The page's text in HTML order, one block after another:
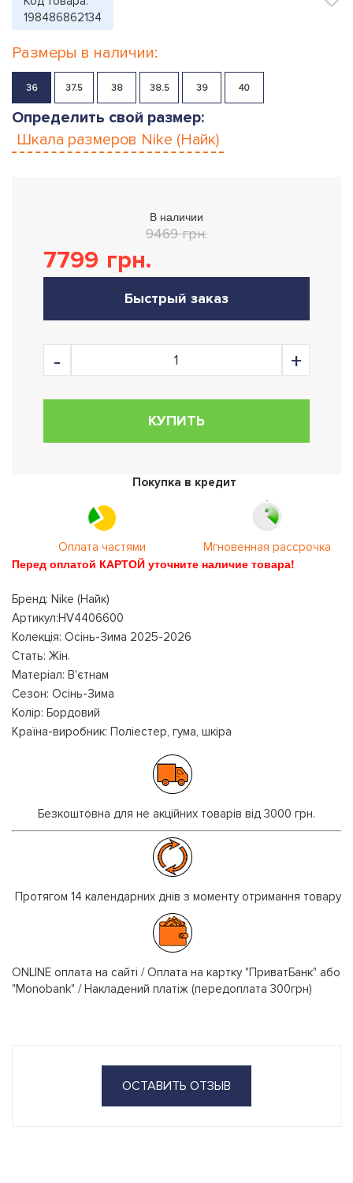
198486862134
Размеры в наличии:
36 37.5 38 38.5 39 40
Определить свой размер:
Шкала размеров Nike (Найк)
В наличии
9469 грн.
7799 грн.
Быстрый заказ
КУПИТЬ
Покупка в кредит
Оплата частями Мгновенная рассрочка
Перед оплатой КАРТОЙ уточните наличие товара!
Бренд: Nike (Найк)
Артикул:HV4406600
Колекція: Осінь-Зима 2025-2026
Стать: Жін.
Матеріал: В'єтнам
Сезон: Осінь-Зима
Колір: Бордовий
Країна-виробник: Поліестер, гума, шкіра
Безкоштовна для не акційних товарів від 3000 грн.
Протягом 14 календарних днів з моменту отримання товару
ONLINE оплата на сайті / Оплата на картку "ПриватБанк" або
"Monobank" / Накладений платіж (передоплата 300грн)
ОСТАВИТЬ ОТЗЫВ